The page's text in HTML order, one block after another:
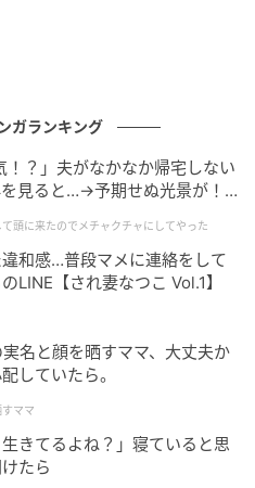
ガランキング
！？」夫がなかなか帰宅しない
見ると…→予期せぬ光景が！
った
頭に来たのでメチャクチャにしてやった
和感…普段マメに連絡をして
LINE【され妻なつこ Vol.1】
名と顔を晒すママ、大丈夫か
していたら。
ママ
きてるよね？」寝ていると思
たら